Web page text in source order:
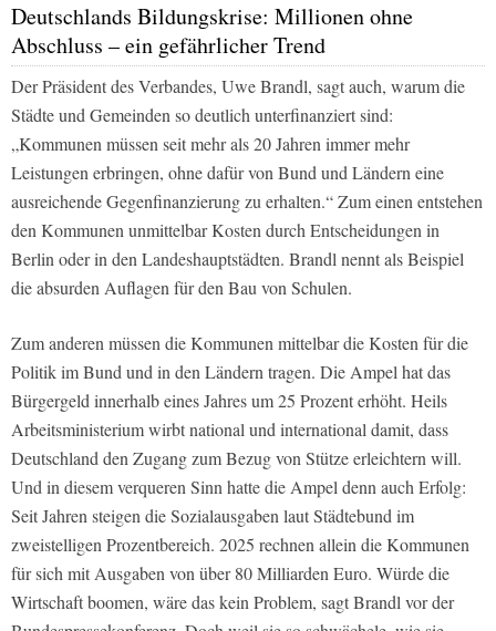
Deutschlands Bildungskrise: Millionen ohne
Abschluss – ein gefährlicher Trend
Der Präsident des Verbandes, Uwe Brandl, sagt auch, warum die
Städte und Gemeinden so deutlich unterfinanziert sind:
„Kommunen müssen seit mehr als 20 Jahren immer mehr
Leistungen erbringen, ohne dafür von Bund und Ländern eine
ausreichende Gegenfinanzierung zu erhalten.“ Zum einen entstehen
den Kommunen unmittelbar Kosten durch Entscheidungen in
Berlin oder in den Landeshauptstädten. Brandl nennt als Beispiel
die absurden Auflagen für den Bau von Schulen.
Zum anderen müssen die Kommunen mittelbar die Kosten für die
Politik im Bund und in den Ländern tragen. Die Ampel hat das
Bürgergeld innerhalb eines Jahres um 25 Prozent erhöht. Heils
Arbeitsministerium wirbt national und international damit, dass
Deutschland den Zugang zum Bezug von Stütze erleichtern will.
Und in diesem verqueren Sinn hatte die Ampel denn auch Erfolg:
Seit Jahren steigen die Sozialausgaben laut Städtebund im
zweistelligen Prozentbereich. 2025 rechnen allein die Kommunen
für sich mit Ausgaben von über 80 Milliarden Euro. Würde die
Wirtschaft boomen, wäre das kein Problem, sagt Brandl vor der